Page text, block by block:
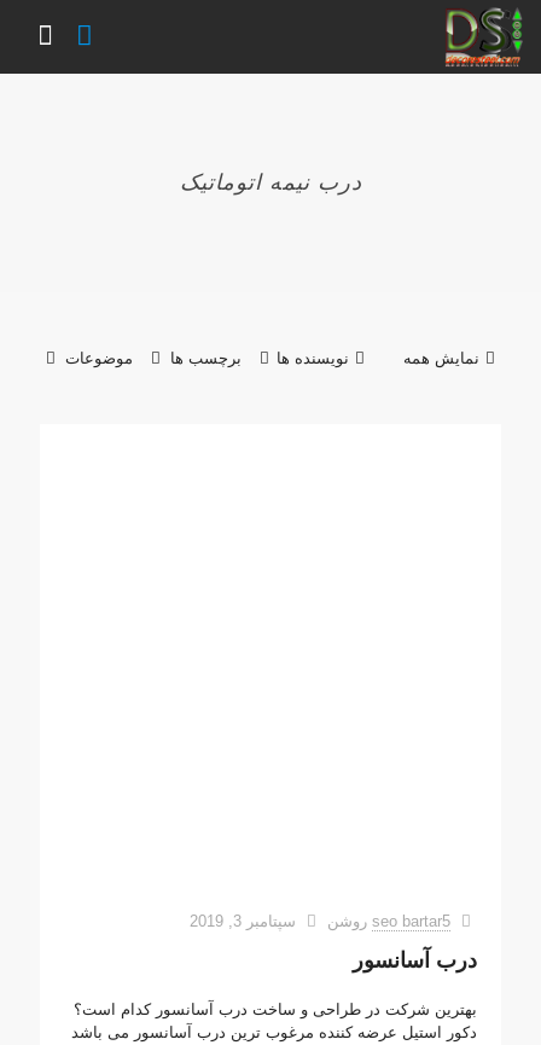
درب نیمه اتوماتیک
موضوعات برچسب ها نویسنده ها نمایش همه
seo bartar5 روشن سپتامبر 3, 2019
درب آسانسور
بهترین شرکت در طراحی و ساخت درب آسانسور کدام است؟
دکور استیل عرضه کننده مرغوب ترین درب آسانسور می باشد